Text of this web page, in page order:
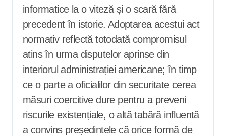
informatice la o viteză și o scară fără
precedent în istorie. Adoptarea acestui act
normativ reflectă totodată compromisul
atins în urma disputelor aprinse din
interiorul administrației americane; în timp
ce o parte a oficialilor din securitate cerea
măsuri coercitive dure pentru a preveni
riscurile existențiale, o altă tabără influentă
a convins președintele că orice formă de